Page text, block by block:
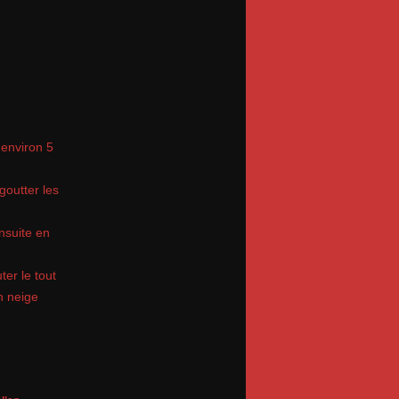
5
les
en
le tout
neige